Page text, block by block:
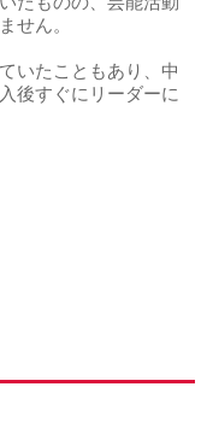
せん。
いたこともあり、中
後すぐにリーダーに